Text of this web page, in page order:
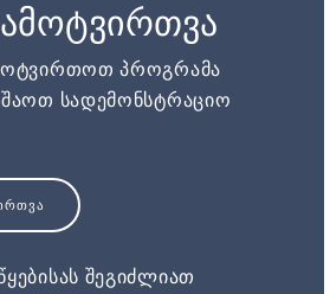
პროგრამა
სადემონსტრაციო
შეგიძლიათ